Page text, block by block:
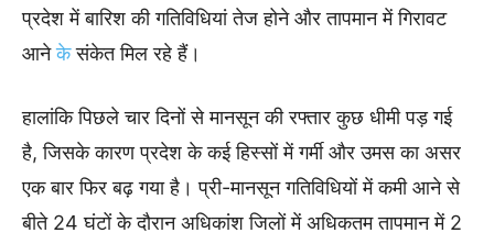
प्रदेश में बारिश की गतिविधियां तेज होने और तापमान में गिरावट
आनेकेसंकेत मिल रहे हैं।
हालांकि पिछले चार दिनों से मानसून की रफ्तार कुछ धीमी पड़ गई
है, जिसके कारण प्रदेश के कई हिस्सों में गर्मी और उमस का असर
एक बार फिर बढ़ गया है। प्री-मानसून गतिविधियों में कमी आने से
बीते 24 घंटों के दौरान अधिकांश जिलों में अधिकतम तापमान में 2